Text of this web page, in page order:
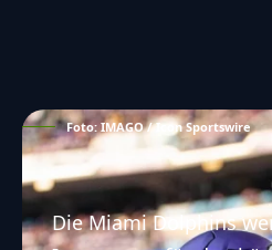
Foto: IMAGO / Icon Sportswire
Die Miami Dolphins